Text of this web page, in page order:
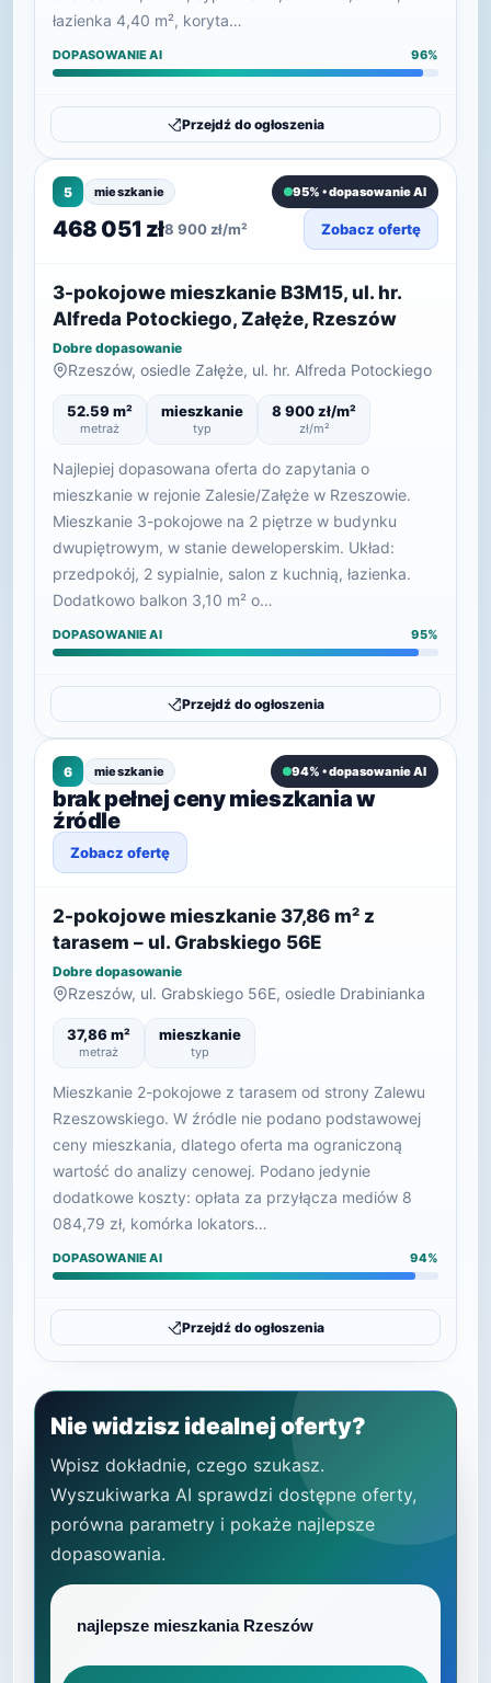
łazienka 4,40 m², koryta…
DOPASOWANIE AI 96%
Przejdź do ogłoszenia
5 mieszkanie 95% • dopasowanie AI
468 051 zł8 900 zł/m² Zobacz ofertę
3-pokojowe mieszkanie B3M15, ul. hr.
Alfreda Potockiego, Załęże, Rzeszów
Dobre dopasowanie
Rzeszów, osiedle Załęże, ul. hr. Alfreda Potockiego
52.59 m²
metraż
mieszkanie
typ
8 900 zł/m²
zł/m²
Najlepiej dopasowana oferta do zapytania o
mieszkanie w rejonie Zalesie/Załęże w Rzeszowie.
Mieszkanie 3-pokojowe na 2 piętrze w budynku
dwupiętrowym, w stanie deweloperskim. Układ:
przedpokój, 2 sypialnie, salon z kuchnią, łazienka.
Dodatkowo balkon 3,10 m² o…
DOPASOWANIE AI 95%
Przejdź do ogłoszenia
6 mieszkanie 94% • dopasowanie AI
brak pełnej ceny mieszkania w
źródle
Zobacz ofertę
2-pokojowe mieszkanie 37,86 m² z
tarasem – ul. Grabskiego 56E
Dobre dopasowanie
Rzeszów, ul. Grabskiego 56E, osiedle Drabinianka
37,86 m²
metraż
mieszkanie
typ
Mieszkanie 2-pokojowe z tarasem od strony Zalewu
Rzeszowskiego. W źródle nie podano podstawowej
ceny mieszkania, dlatego oferta ma ograniczoną
wartość do analizy cenowej. Podano jedynie
dodatkowe koszty: opłata za przyłącza mediów 8
084,79 zł, komórka lokators…
DOPASOWANIE AI 94%
Przejdź do ogłoszenia
Nie widzisz idealnej oferty?
Wpisz dokładnie, czego szukasz.
Wyszukiwarka AI sprawdzi dostępne oferty,
porówna parametry i pokaże najlepsze
dopasowania.